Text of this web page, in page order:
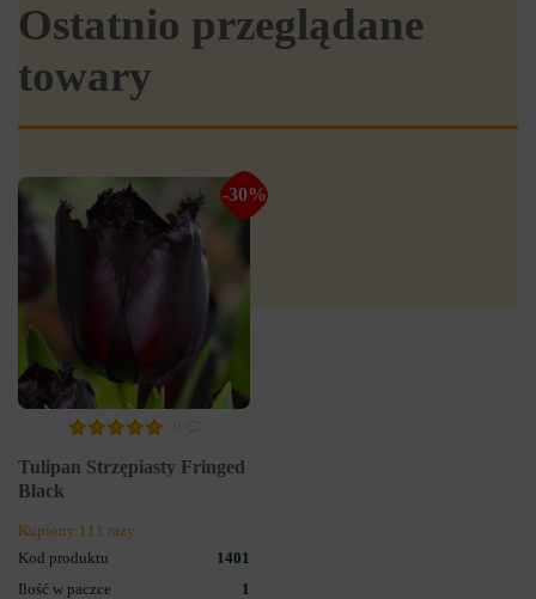
Ostatnio przeglądane
towary
-30%
Tulipan Strzępiasty Fringed
Black
Kupiony 111 razy
Kod produktu
1401
Ilość w paczce
1